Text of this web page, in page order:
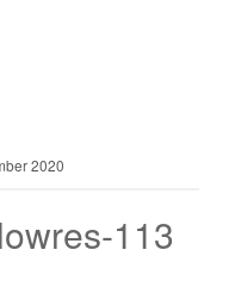
2020
113